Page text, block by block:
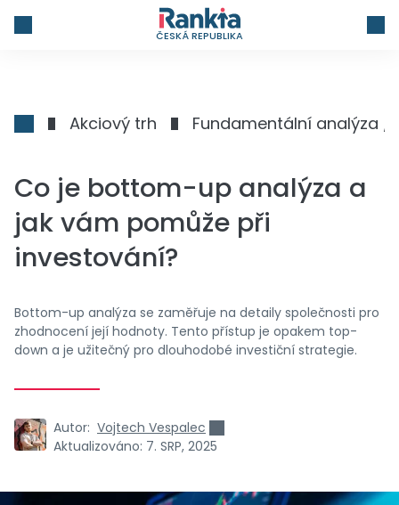
ČESKÁ REPUBLIKA
Akciový trh Fundamentální analýza /
Co je bottom-up analýza a
jak vám pomůže při
investování?
Bottom-up analýza se zaměřuje na detaily společnosti pro
zhodnocení její hodnoty. Tento přístup je opakem top-
down a je užitečný pro dlouhodobé investiční strategie.
Autor: Vojtech Vespalec
Aktualizováno: 7. SRP, 2025